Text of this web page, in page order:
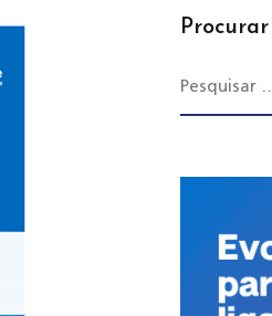
Procurar